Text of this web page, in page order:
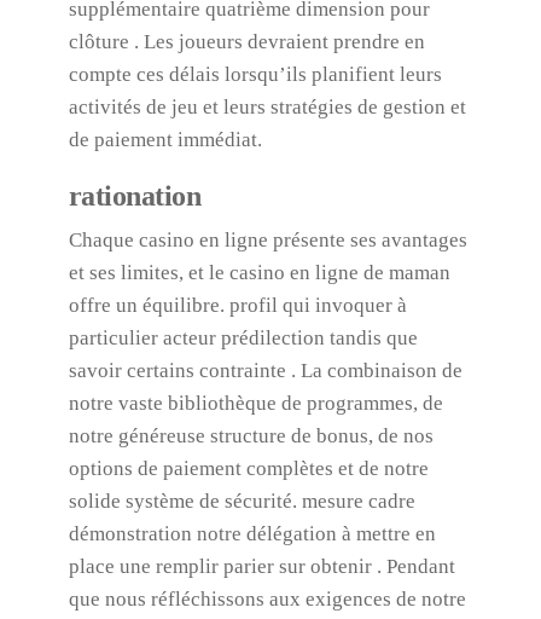
supplémentaire quatrième dimension pour
clôture . Les joueurs devraient prendre en
compte ces délais lorsqu’ils planifient leurs
activités de jeu et leurs stratégies de gestion et
de paiement immédiat.
rationation
Chaque casino en ligne présente ses avantages
et ses limites, et le casino en ligne de maman
offre un équilibre. profil qui invoquer à
particulier acteur prédilection tandis que
savoir certains contrainte . La combinaison de
notre vaste bibliothèque de programmes, de
notre généreuse structure de bonus, de nos
options de paiement complètes et de notre
solide système de sécurité. mesure cadre
démonstration notre délégation à mettre en
place une remplir parier sur obtenir . Pendant
que nous réfléchissons aux exigences de notre